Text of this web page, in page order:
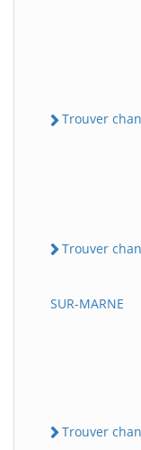
Trouver
Trouver
SUR-MARNE
Trouver